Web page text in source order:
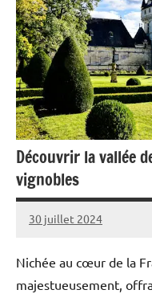
Découvrir la vallée
vignobles
30 juillet 2024
Marise
Aucun
Nichée au cœur de la
majestueusement,